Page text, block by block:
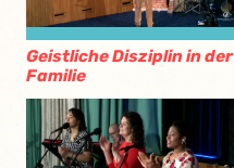
Geistliche Disziplin in der
Familie